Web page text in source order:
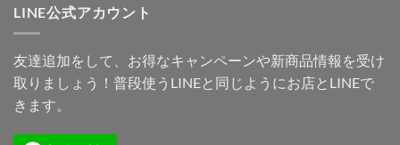
LINE公式アカウント
友達追加をして、お得なキャンペーンや新商品情報を受け
取りましょう！普段使うLINEと同じようにお店とLINEで
きます。